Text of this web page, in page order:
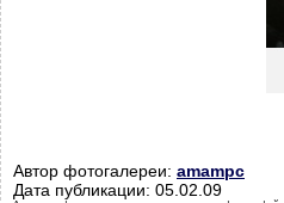
Автор фотогалереи: amampc
Дата публикации: 05.02.09